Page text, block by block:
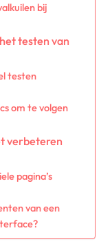
bij
testen van
testen
om te volgen
verbeteren
pagina’s
van een